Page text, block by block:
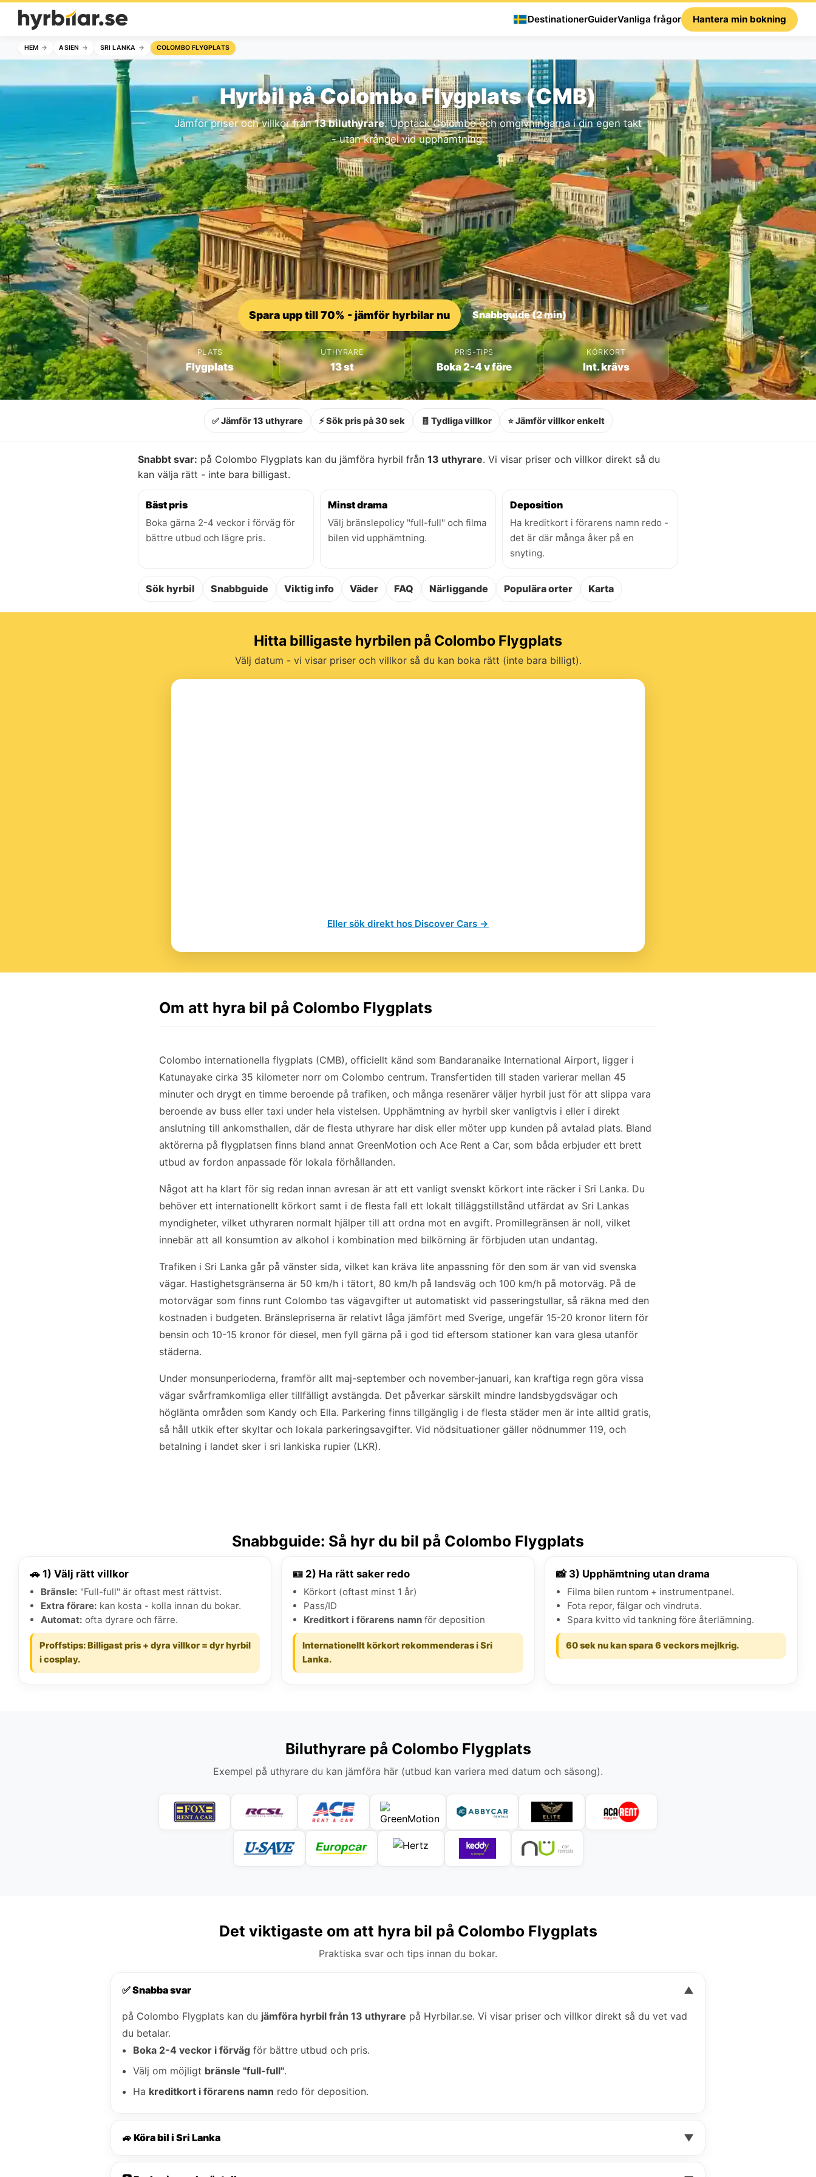
DestinationerGuiderVanliga frågor Hantera min bokning
HEM ASIEN SRI LANKA COLOMBO FLYGPLATS
Hyrbil på Colombo Flygplats (CMB)
Jämför priser och villkor från13 biluthyrare. Upptäck Colombo och omgivningarna i din egen takt
- utan krångel vid upphämtning.
Spara upp till 70% - jämför hyrbilar nu Snabbguide (2 min)
PLATS
Flygplats
UTHYRARE
13 st
PRIS-TIPS
Boka 2-4 v före
KÖRKORT
Int. krävs
✅ Jämför 13 uthyrare ⚡ Sök pris på 30 sek 🧾 Tydliga villkor ⭐ Jämför villkor enkelt
Snabbt svar: på Colombo Flygplats kan du jämföra hyrbil från 13 uthyrare. Vi visar priser och villkor direkt så du
kan välja rätt - inte bara billigast.
Bäst pris
Boka gärna 2-4 veckor i förväg för
bättre utbud och lägre pris.
Minst drama
Välj bränslepolicy "full-full" och filma
bilen vid upphämtning.
Deposition
Ha kreditkort i förarens namn redo -
det är där många åker på en
snyting.
Sök hyrbil Snabbguide Viktig info Väder FAQ Närliggande Populära orter Karta
Hitta billigaste hyrbilen på Colombo Flygplats
Välj datum - vi visar priser och villkor så du kan boka rätt (inte bara billigt).
Eller sök direkt hos Discover Cars →
Om att hyra bil på Colombo Flygplats
Colombo internationella flygplats (CMB), officiellt känd som Bandaranaike International Airport, ligger i
Katunayake cirka 35 kilometer norr om Colombo centrum. Transfertiden till staden varierar mellan 45
minuter och drygt en timme beroende på trafiken, och många resenärer väljer hyrbil just för att slippa vara
beroende av buss eller taxi under hela vistelsen. Upphämtning av hyrbil sker vanligtvis i eller i direkt
anslutning till ankomsthallen, där de flesta uthyrare har disk eller möter upp kunden på avtalad plats. Bland
aktörerna på flygplatsen finns bland annat GreenMotion och Ace Rent a Car, som båda erbjuder ett brett
utbud av fordon anpassade för lokala förhållanden.
Något att ha klart för sig redan innan avresan är att ett vanligt svenskt körkort inte räcker i Sri Lanka. Du
behöver ett internationellt körkort samt i de flesta fall ett lokalt tilläggstillstånd utfärdat av Sri Lankas
myndigheter, vilket uthyraren normalt hjälper till att ordna mot en avgift. Promillegränsen är noll, vilket
innebär att all konsumtion av alkohol i kombination med bilkörning är förbjuden utan undantag.
Trafiken i Sri Lanka går på vänster sida, vilket kan kräva lite anpassning för den som är van vid svenska
vägar. Hastighetsgränserna är 50 km/h i tätort, 80 km/h på landsväg och 100 km/h på motorväg. På de
motorvägar som finns runt Colombo tas vägavgifter ut automatiskt vid passeringstullar, så räkna med den
kostnaden i budgeten. Bränslepriserna är relativt låga jämfört med Sverige, ungefär 15-20 kronor litern för
bensin och 10-15 kronor för diesel, men fyll gärna på i god tid eftersom stationer kan vara glesa utanför
städerna.
Under monsunperioderna, framför allt maj-september och november-januari, kan kraftiga regn göra vissa
vägar svårframkomliga eller tillfälligt avstängda. Det påverkar särskilt mindre landsbygdsvägar och
höglänta områden som Kandy och Ella. Parkering finns tillgänglig i de flesta städer men är inte alltid gratis,
så håll utkik efter skyltar och lokala parkeringsavgifter. Vid nödsituationer gäller nödnummer 119, och
betalning i landet sker i sri lankiska rupier (LKR).
Snabbguide: Så hyr du bil på Colombo Flygplats
🚗 1) Välj rätt villkor
Bränsle: "Full-full" är oftast mest rättvist.
Extra förare: kan kosta - kolla innan du bokar.
Automat: ofta dyrare och färre.
Proffstips: Billigast pris + dyra villkor = dyr hyrbil
i cosplay.
🪪 2) Ha rätt saker redo
Körkort (oftast minst 1 år)
Pass/ID
Kreditkort i förarens namn för deposition
Internationellt körkort rekommenderas i Sri
Lanka.
📸 3) Upphämtning utan drama
Filma bilen runtom + instrumentpanel.
Fota repor, fälgar och vindruta.
Spara kvitto vid tankning före återlämning.
60 sek nu kan spara 6 veckors mejlkrig.
Biluthyrare på Colombo Flygplats
Exempel på uthyrare du kan jämföra här (utbud kan variera med datum och säsong).
Det viktigaste om att hyra bil på Colombo Flygplats
Praktiska svar och tips innan du bokar.
✅ Snabba svar ▼
på Colombo Flygplats kan du jämföra hyrbil från 13 uthyrare på Hyrbilar.se. Vi visar priser och villkor direkt så du vet vad
du betalar.
Boka 2-4 veckor i förväg för bättre utbud och pris.
Välj om möjligt bränsle "full-full".
Ha kreditkort i förarens namn redo för deposition.
🚙 Köra bil i Sri Lanka ▼